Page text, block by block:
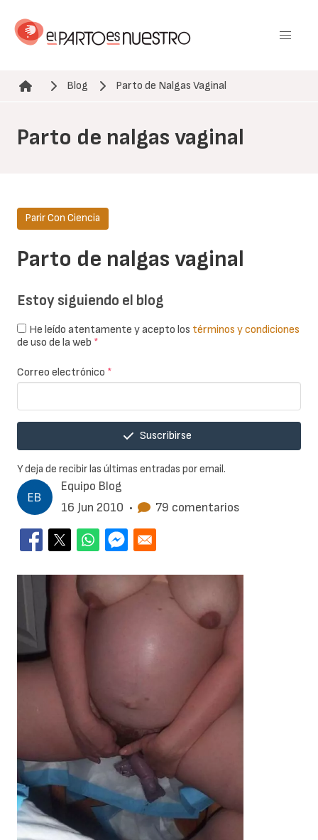
contenido
Ruta de navegación
Blog Parto de Nalgas Vaginal
Parto de nalgas vaginal
Equipo Blog
16 Jun 2010 • 79 comentarios
Parto de nalgas vaginal
Parir Con Ciencia
Estoy siguiendo el blog
He leído atentamente y acepto los términos y condiciones
de uso de la web *
Correo electrónico *
Suscribirse
Y deja de recibir las últimas entradas por email.